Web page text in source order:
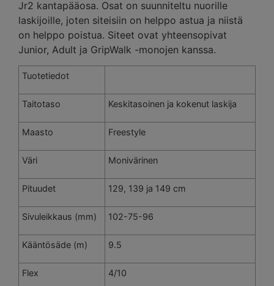
Jr2 kantapääosa. Osat on suunniteltu nuorille
laskijoille, joten siteisiin on helppo astua ja niistä
on helppo poistua. Siteet ovat yhteensopivat
Junior, Adult ja GripWalk -monojen kanssa.
Tuotetiedot
Taitotaso Keskitasoinen ja kokenut laskija
Maasto Freestyle
Väri Monivärinen
Pituudet 129, 139 ja 149 cm
Sivuleikkaus (mm) 102-75-96
Kääntösäde (m) 9.5
Flex 4/10